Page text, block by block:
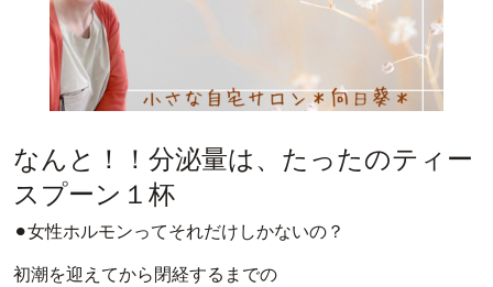
なんと！！分泌量は、たったのティー
スプーン１杯
⚫︎女性ホルモンってそれだけしかないの？
初潮を迎えてから閉経するまでの